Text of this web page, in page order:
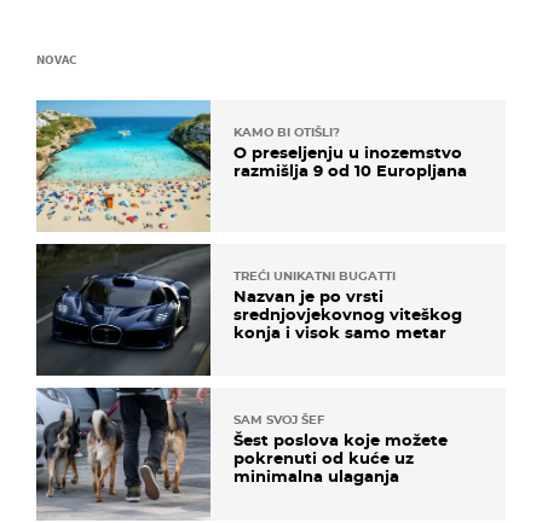
NOVAC
KAMO BI OTIŠLI?
O preseljenju u inozemstvo
razmišlja 9 od 10 Europljana
TREĆI UNIKATNI BUGATTI
Nazvan je po vrsti
srednjovjekovnog viteškog
konja i visok samo metar
SAM SVOJ ŠEF
Šest poslova koje možete
pokrenuti od kuće uz
minimalna ulaganja